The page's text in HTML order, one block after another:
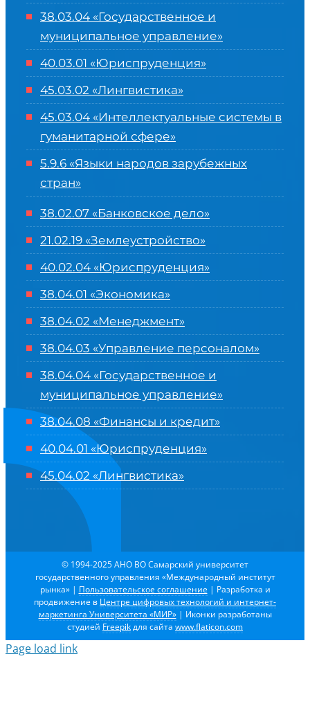
38.03.04 «Государственное и
муниципальное управление»
40.03.01 «Юриспруденция»
45.03.02 «Лингвистика»
45.03.04 «Интеллектуальные системы в
гуманитарной сфере»
5.9.6 «Языки народов зарубежных
стран»
38.02.07 «Банковское дело»
21.02.19 «Землеустройство»
40.02.04 «Юриспруденция»
38.04.01 «Экономика»
38.04.02 «Менеджмент»
38.04.03 «Управление персоналом»
38.04.04 «Государственное и
муниципальное управление»
38.04.08 «Финансы и кредит»
40.04.01 «Юриспруденция»
45.04.02 «Лингвистика»
© 1994-2025 АНО ВО Самарский университет
государственного управления «Международный институт
рынка» | Пользовательское соглашение | Разработка и
продвижение в Центре цифровых технологий и интернет-
маркетинга Университета «МИР»| Иконки разработаны
студией Freepikдля сайта www.flaticon.com
Page load link